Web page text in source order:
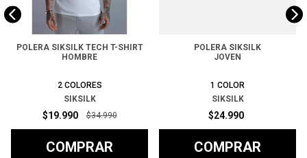
POLERA SIKSILK TECH T-SHIRT
HOMBRE
2 COLORES
SIKSILK
$19.990 $34.990
COMPRAR
POLERA SIKSILK
JOVEN
1 COLOR
SIKSILK
$24.990
COMPRAR